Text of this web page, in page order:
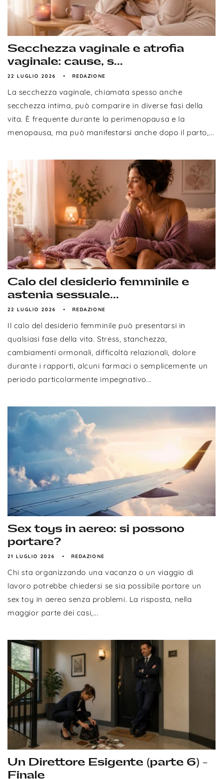
Secchezza vaginale e atrofia
vaginale: cause, s...
22 LUGLIO 2026 REDAZIONE
La secchezza vaginale, chiamata spesso anche
secchezza intima, può comparire in diverse fasi della
vita. È frequente durante la perimenopausa e la
menopausa, ma può manifestarsi anche dopo il parto,...
Calo del desiderio femminile e
astenia sessuale...
22 LUGLIO 2026 REDAZIONE
Il calo del desiderio femminile può presentarsi in
qualsiasi fase della vita. Stress, stanchezza,
cambiamenti ormonali, difficoltà relazionali, dolore
durante i rapporti, alcuni farmaci o semplicemente un
periodo particolarmente impegnativo...
Sex toys in aereo: si possono
portare?
21 LUGLIO 2026 REDAZIONE
Chi sta organizzando una vacanza o un viaggio di
lavoro potrebbe chiedersi se sia possibile portare un
sex toy in aereo senza problemi. La risposta, nella
maggior parte dei casi,...
Un Direttore Esigente (parte 6) -
Finale